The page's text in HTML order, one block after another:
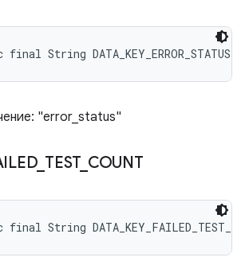
String DATA_KEY_ERROR_STATUS
"error_status"
_ TEST_ COUNT
String